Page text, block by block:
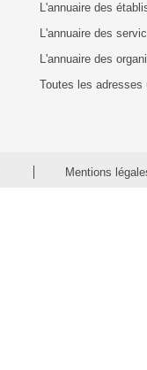
L'annuaire des
L'annuaire des
L'annuaire des
Toutes les adresses
Mentions